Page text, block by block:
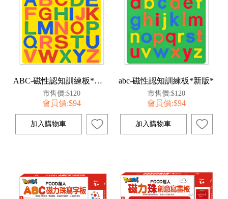
ABC-磁性認知訓練板*新版*
市售價:$120
會員價:$94
abc-磁性認知訓練板*新版*
市售價:$120
會員價:$94